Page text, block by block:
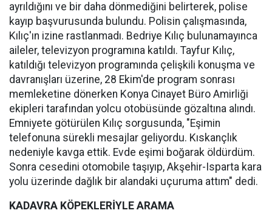
ayrıldığını ve bir daha dönmediğini belirterek, polise
kayıp başvurusunda bulundu. Polisin çalışmasında,
Kılıç'ın izine rastlanmadı. Bedriye Kılıç bulunamayınca
aileler, televizyon programına katıldı. Tayfur Kılıç,
katıldığı televizyon programında çelişkili konuşma ve
davranışları üzerine, 28 Ekim'de program sonrası
memleketine dönerken Konya Cinayet Büro Amirliği
ekipleri tarafından yolcu otobüsünde gözaltına alındı.
Emniyete götürülen Kılıç sorgusunda, "Eşimin
telefonuna sürekli mesajlar geliyordu. Kıskançlık
nedeniyle kavga ettik. Evde eşimi boğarak öldürdüm.
Sonra cesedini otomobile taşıyıp, Akşehir-Isparta kara
yolu üzerinde dağlık bir alandaki uçuruma attım" dedi.
KADAVRA KÖPEKLERİYLE ARAMA